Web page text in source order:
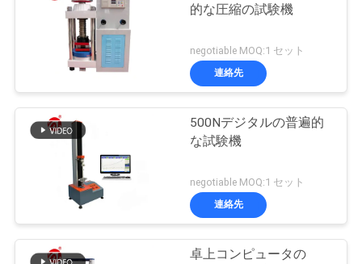
的な圧縮の試験機
negotiable MOQ:1 セット
連絡先
500Nデジタルの普遍的
な試験機
negotiable MOQ:1 セット
連絡先
卓上コンピュータの